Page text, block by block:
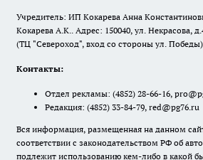
Учредитель: ИП Кокарева Анна
Кокарева А.К.. Адрес: 150040, ул. Некрасова,
(ТЦ "Североход", вход со стороны ул. Победы)
Контакты:
Отдел рекламы: (4852) 28-66-16,
Редакция: (4852) 33-84-79, red@pg76.ru
Вся информация, размещенная на данном
соответствии с законодательством РФ об
подлежит использованию кем-либо в какой